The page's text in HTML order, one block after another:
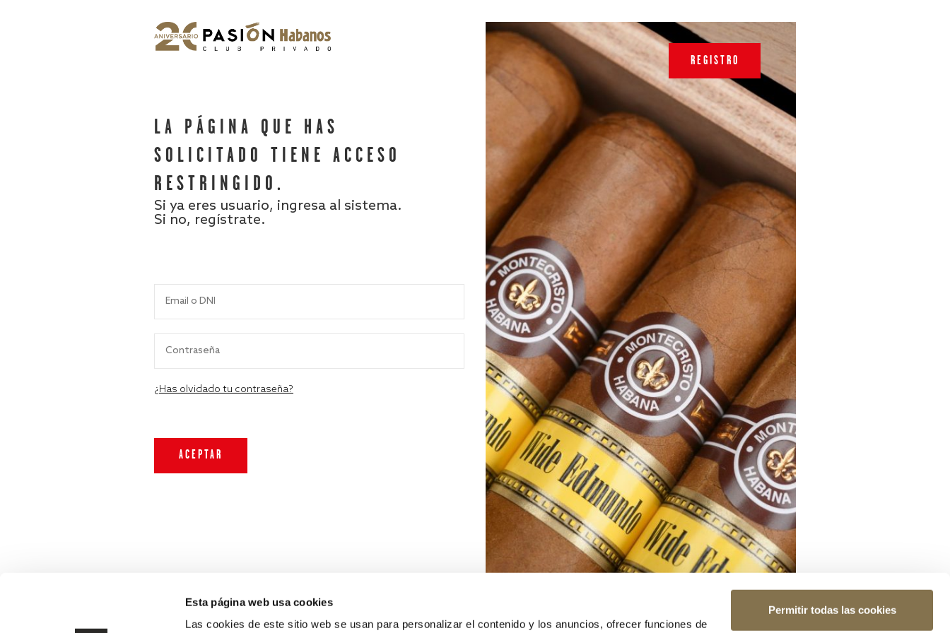
Esta página web usa cookies
Las cookies de este sitio web se usan para personalizar el contenido y los anuncios, ofrecer funciones de
Permitir todas las cookies
LA PÁGINA QUE HAS
SOLICITADO TIENE ACCESO
RESTRINGIDO.
Si ya eres usuario, ingresa al sistema.
Si no, regístrate.
¿Has olvidado tu contraseña?
REGISTRO